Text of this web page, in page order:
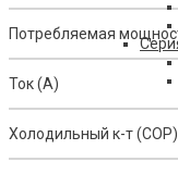
Потребляемая
Ток (A)
Холодильный к-т